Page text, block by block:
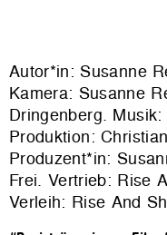
Autor*in: Susanne
Kamera: Susanne
Dringenberg.
Produktion:
Produzent*in:
Frei. Vertrieb: Rise
Verleih: Rise And